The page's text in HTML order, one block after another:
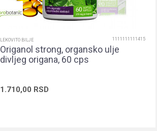
LEKOVITO BILJE 1111111111415
Origanol strong, organsko ulje
divljeg origana, 60 cps
1.710,00 RSD